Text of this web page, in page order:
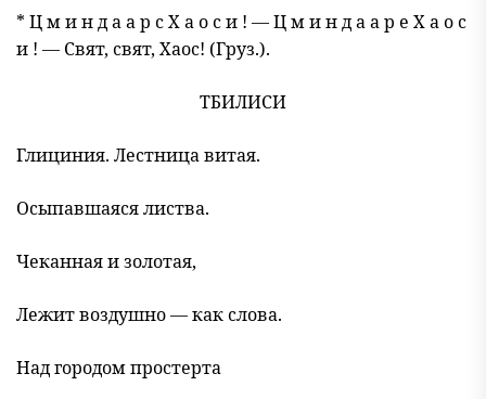
* Ц м и н д а а р с Х а о с и ! — Ц м и н д а а р е Х а о с
и ! — Свят, свят, Хаос! (Груз.).
ТБИЛИСИ
Глициния. Лестница витая.
Осыпавшаяся листва.
Чеканная и золотая,
Лежит воздушно — как слова.
Над городом простерта